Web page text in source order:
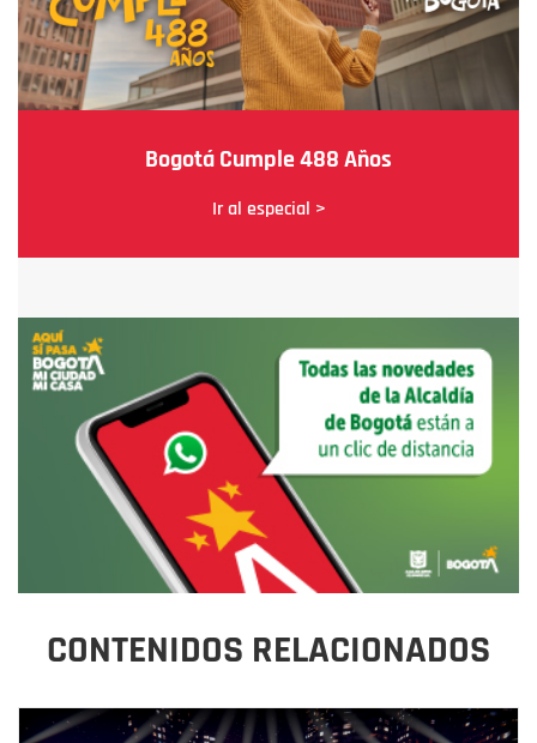
Bogotá Cumple 488 Años
Ir al especial >
CONTENIDOS RELACIONADOS